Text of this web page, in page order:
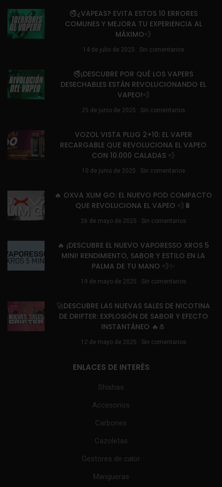
🚭¿VAPEAS? EVITA ESTOS 10 ERRORES
COMUNES Y MEJORA TU EXPERIENCIA AL
MÁXIMO💨
14 de julio de 2025 Sin comentarios
🚭¡DESCUBRE POR QUÉ LOS VAPERS
DESECHABLES ESTÁN REVOLUCIONANDO EL
VAPEO!💨
25 de junio de 2025 Sin comentarios
VOZOL VISTA PLUG 2+10: EL VAPER
RECARGABLE QUE REVOLUCIONA EL VAPEO
CON 10.000 CALADAS 💨
10 de junio de 2025 Sin comentarios
🔥 OXVA XLIM GO: EL NUEVO POD COMPACTO
QUE REVOLUCIONA EL VAPEO 💨🔋
26 de mayo de 2025 Sin comentarios
🔥 ¡DESCUBRE EL NUEVO VAPORESSO XROS 5
MINI! RENDIMIENTO, SABOR Y ESTILO EN LA
PALMA DE TU MANO 💨✨
19 de mayo de 2025 Sin comentarios
🚀DESCUBRE LAS NUEVAS SALES DE NICOTINA
DE DRIFTER: EXPLOSIÓN DE SABOR Y EFECTO
INSTANTÁNEO 🔥🧂
12 de mayo de 2025 Sin comentarios
ENLACES DE INTERÉS
Shishas
Accesorios
Carbones
Cazoletas
Gestores de calor
Mangueras